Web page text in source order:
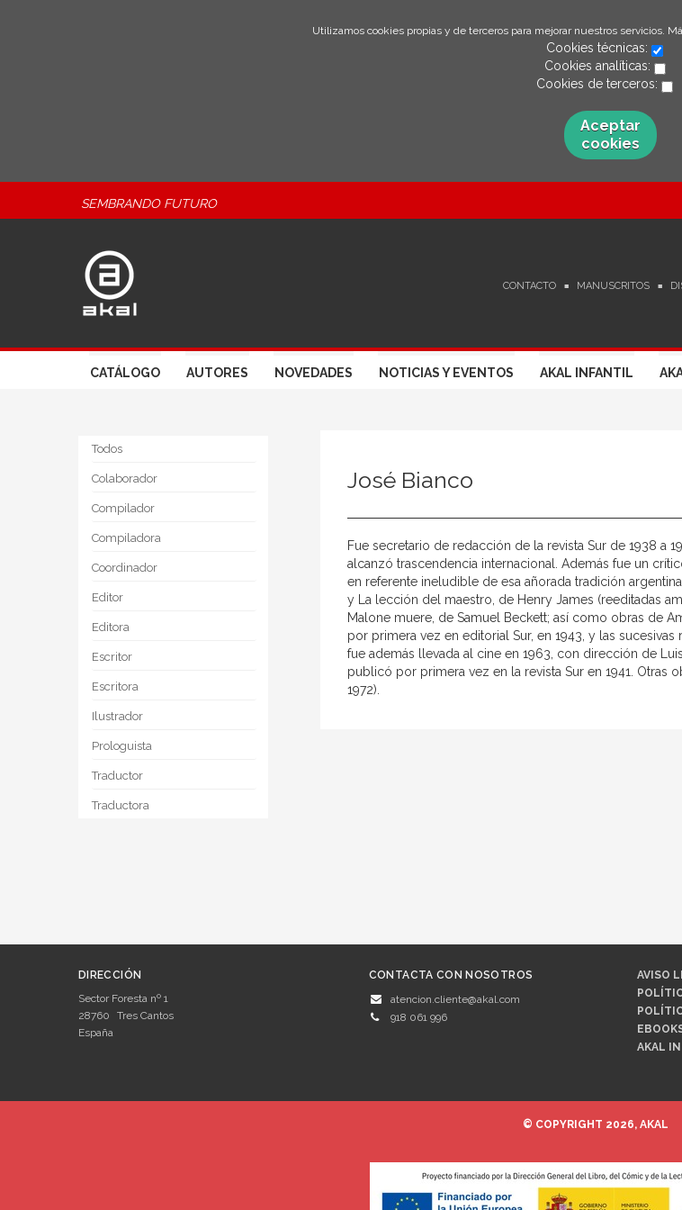
Utilizamos cookies propias y de terceros para mejorar nuestros servicios.
Cookies técnicas:
Cookies analíticas:
Cookies de terceros:
Aceptar
cookies
SEMBRANDO FUTURO
CONTACTO MANUSCRITOS
CATÁLOGO AUTORES NOVEDADES NOTICIAS Y EVENTOS AKAL INFANTIL
Todos
Colaborador
Compilador
Compiladora
Coordinador
Editor
Editora
Escritor
Escritora
Ilustrador
Prologuista
Traductor
Traductora
José Bianco
Fue secretario de redacción de la revista Sur de 1938 a
alcanzó trascendencia internacional. Además fue un
en referente ineludible de esa añorada tradición
y La lección del maestro, de Henry James (reeditadas
Malone muere, de Samuel Beckett; así como obras de
por primera vez en editorial Sur, en 1943, y las
fue además llevada al cine en 1963, con dirección de
publicó por primera vez en la revista Sur en 1941. Otras
1972).
DIRECCIÓN
Sector Foresta nº 1
28760
Tres Cantos
España
CONTACTA CON NOSOTROS
atencion.cliente@akal.com
918 061 996
AVISO
AKAL
© COPYRIGHT 2026, AKAL